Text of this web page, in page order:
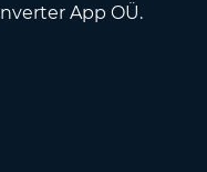
App OÜ.